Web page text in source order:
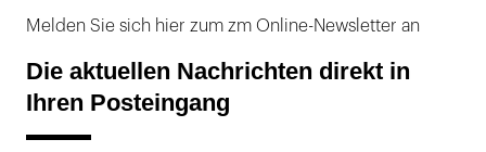
Melden Sie sich hier zum zm Online-Newsletter an
Die aktuellen Nachrichten direkt in
Ihren Posteingang